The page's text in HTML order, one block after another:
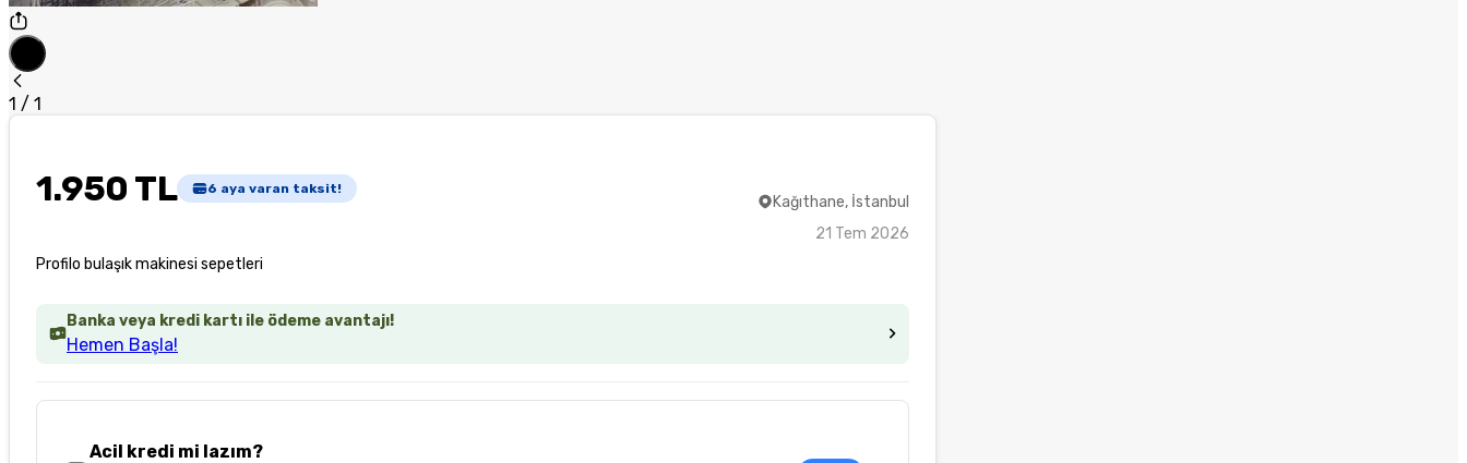
1 / 1
1.950 TL 6 aya varan taksit!
Profilo bulaşık makinesi sepetleri
Kağıthane, İstanbul
21 Tem 2026
Banka veya kredi kartı ile ödeme avantajı!
Hemen Başla!
Acil kredi mi lazım?